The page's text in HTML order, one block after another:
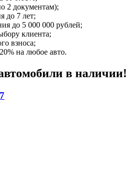
2 документам);
до 7 лет;
до 5 000 000 рублей;
клиента;
взноса;
на любое авто.
в наличии!